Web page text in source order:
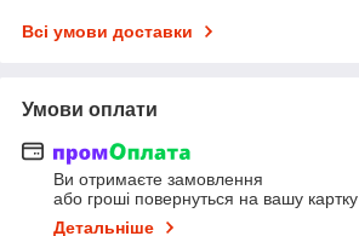
Всі умови доставки
Умови оплати
Ви отримаєте замовлення
або гроші повернуться на вашу картку
Детальніше